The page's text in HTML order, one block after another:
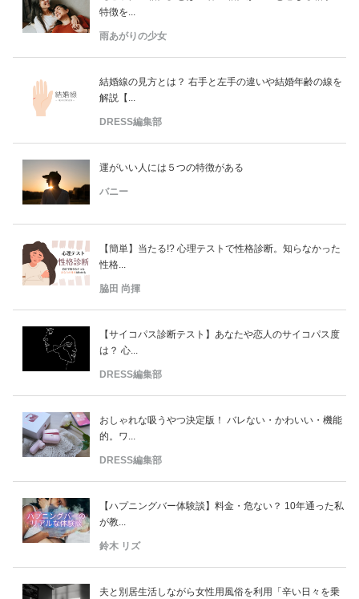
特徴を...
雨あがりの少女
結婚線の見方とは？ 右手と左手の違いや結婚年齢の線を
解説【...
DRESS編集部
運がいい人には５つの特徴がある
バニー
【簡単】当たる!? 心理テストで性格診断。知らなかった
性格...
脇田 尚揮
【サイコパス診断テスト】あなたや恋人のサイコパス度
は？ 心...
DRESS編集部
おしゃれな吸うやつ決定版！ バレない・かわいい・機能
的。ワ...
DRESS編集部
【ハプニングバー体験談】料金・危ない？ 10年通った私
が教...
鈴木 リズ
夫と別居生活しながら女性用風俗を利用「辛い日々を乗